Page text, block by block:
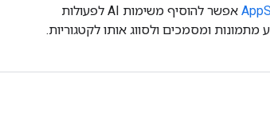
אפשר להוסיף משימות AI לפעולות
מתמונות ומסמכים ולסווג אותו לקטגוריות.